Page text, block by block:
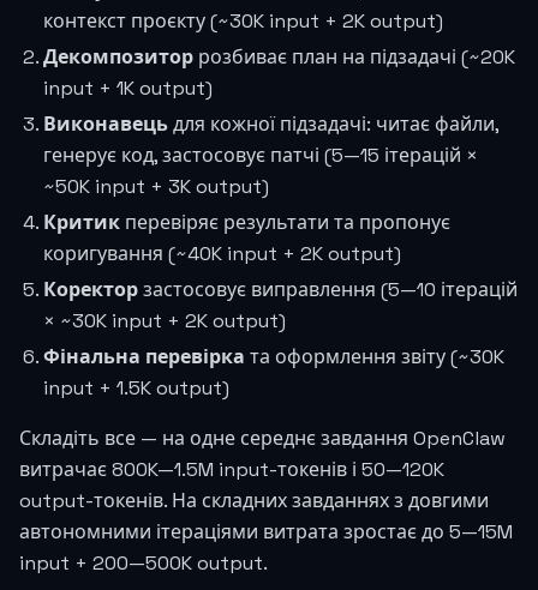
контекст проєкту (~30K input + 2K output)
Декомпозитор розбиває план на підзадачі (~20K
input + 1K output)
Виконавецьдля кожної підзадачі: читає файли,
генерує код, застосовує патчі (5—15 ітерацій ×
~50K input + 3K output)
Критик перевіряє результати та пропонує
коригування (~40K input + 2K output)
Коректорзастосовує виправлення (5—10 ітерацій
× ~30K input + 2K output)
Фінальна перевірка та оформлення звіту (~30K
input + 1.5K output)
Складіть все — на одне середнє завдання OpenClaw
витрачає 800K—1.5M input-токенів і 50—120K
output-токенів. На складних завданнях з довгими
автономними ітераціями витрата зростає до 5—15M
input + 200—500K output.